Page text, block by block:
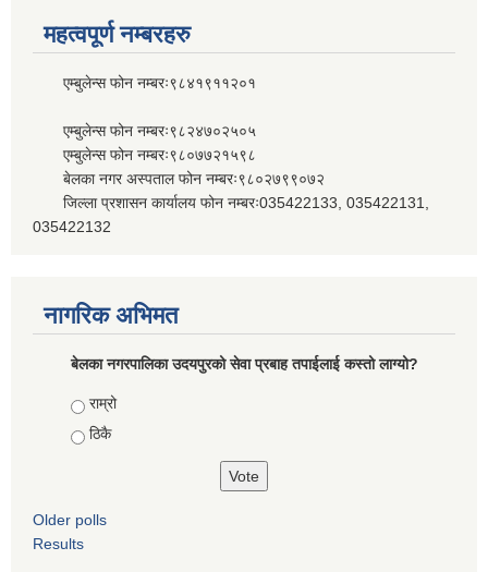
महत्वपूर्ण नम्बरहरु
एम्बुलेन्स फोन नम्बरः९८४१९११२०१
एम्बुलेन्स फोन नम्बरः९८२४७०२५०५
एम्बुलेन्स फोन नम्बरः९८०७७२१५९८
बेलका नगर अस्पताल फोन नम्बरः९८०२७९९०७२
जिल्ला प्रशासन कार्यालय फोन नम्बरः035422133, 035422131,
035422132
नागरिक अभिमत
बेलका नगरपालिका उदयपुरको सेवा प्रबाह तपाईलाई कस्तो लाग्यो?
Choices
राम्रो
ठिकै
Older polls
Results